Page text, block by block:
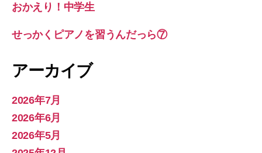
おかえり！中学生
せっかくピアノを習うんだっら⑦
アーカイブ
2026年7月
2026年6月
2026年5月